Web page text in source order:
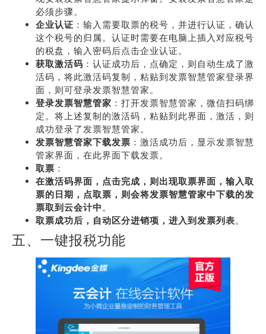
必须步骤。
企业认证 ：输入需要取票的税号，并进行认证，确认
这个税号的归属。认证时需要在电脑上插入对应税号
的税盘，输入密码后点击企业认证。
获取激活码 ：认证成功后，点确定，则自动生成了激
活码，将此激活码复制，粘贴到发票智慧管家登录界
面，则可登录发票智慧管家。
登录发票智慧管家 ：打开发票智慧管家，微信扫码绑
定。将上述复制的激活码，粘贴到此界面，激活，则
成功登录了发票智慧管家。
发票智慧管家下载发票 ：激活成功后，显示发票智慧
管家界面，在此界面下载发票。
取票 ：
在激活码界面，点击完成，则出现取票界面，输入取
票的日期，点取票，则会将发票智慧管家中下载的发
票取到云会计中。
取票成功后，自动区分进销项，进入到发票列表。
五、一键报税功能